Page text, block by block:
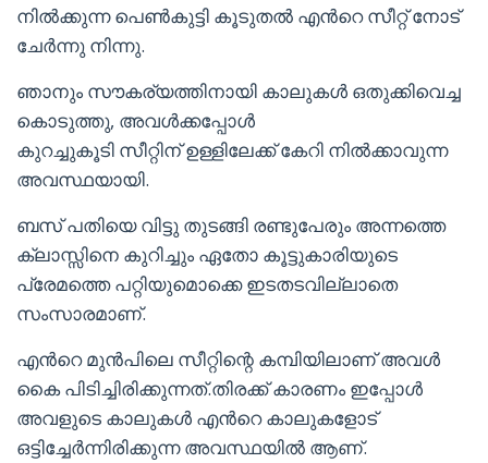
നിൽക്കുന്ന പെൺകുട്ടി കൂടുതൽ എൻറെ സീറ്റ് നോട്
ചേർന്നു നിന്നു.
ഞാനും സൗകര്യത്തിനായി കാലുകൾ ഒതുക്കിവെച്ച
കൊടുത്തു, അവൾക്കപ്പോൾ
കുറച്ചുകൂടി സീറ്റിന് ഉള്ളിലേക്ക് കേറി നിൽക്കാവുന്ന
അവസ്ഥയായി.
ബസ് പതിയെ വിട്ടു തുടങ്ങി രണ്ടുപേരും അന്നത്തെ
ക്ലാസ്സിനെ കുറിച്ചും ഏതോ കൂട്ടുകാരിയുടെ
പ്രേമത്തെ പറ്റിയുമൊക്കെ ഇടതടവില്ലാതെ
സംസാരമാണ്.
എൻറെ മുൻപിലെ സീറ്റിന്റെ കമ്പിയിലാണ് അവൾ
കൈ പിടിച്ചിരിക്കുന്നത്.തിരക്ക് കാരണം ഇപ്പോൾ
അവളുടെ കാലുകൾ എൻറെ കാലുകളോട്
ഒട്ടിച്ചേർന്നിരിക്കുന്ന അവസ്ഥയിൽ ആണ്.